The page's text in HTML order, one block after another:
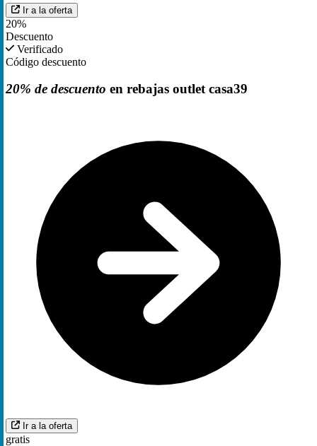
Ir a la oferta
20%
Descuento
Verificado
Código descuento
20% de descuento en rebajas outlet casa39
Ir a la oferta
gratis